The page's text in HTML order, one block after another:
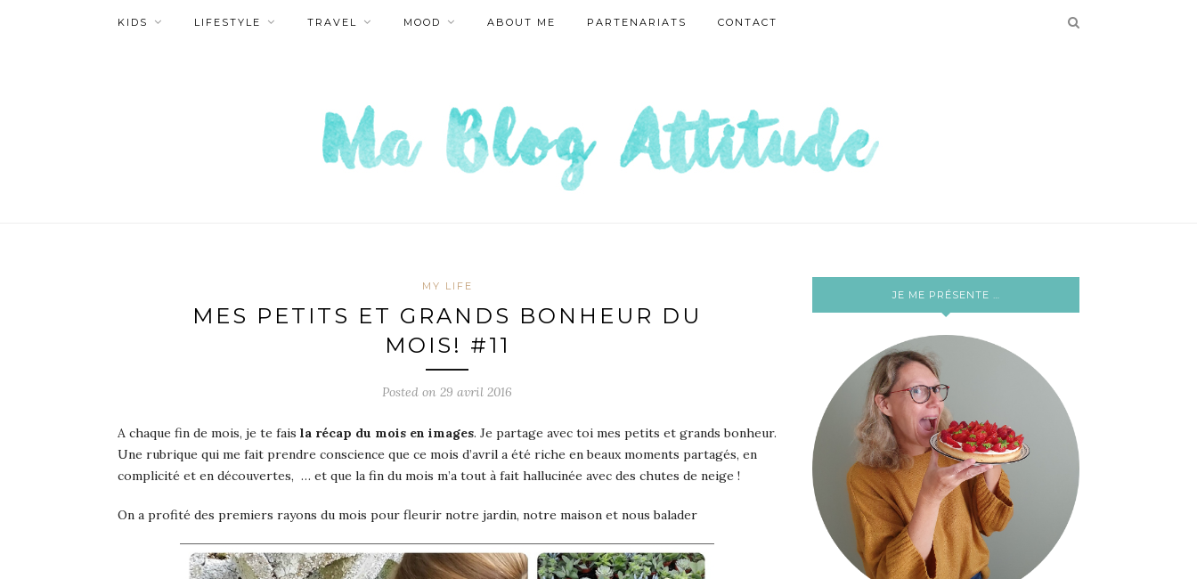
KIDS LIFESTYLE TRAVEL MOOD ABOUT ME PARTENARIATS CONTACT
MY LIFE
MES PETITS ET GRANDS BONHEUR DU
MOIS! #11
Posted on 29 avril 2016
A chaque fin de mois, je te fais la récap du mois en images. Je partage avec toi mes petits et grands bonheur.
Une rubrique qui me fait prendre conscience que ce mois d’avril a été riche en beaux moments partagés, en
complicité et en découvertes, … et que la fin du mois m’a tout à fait hallucinée avec des chutes de neige !
On a profité des premiers rayons du mois pour fleurir notre jardin, notre maison et nous balader
JE ME PRÉSENTE …